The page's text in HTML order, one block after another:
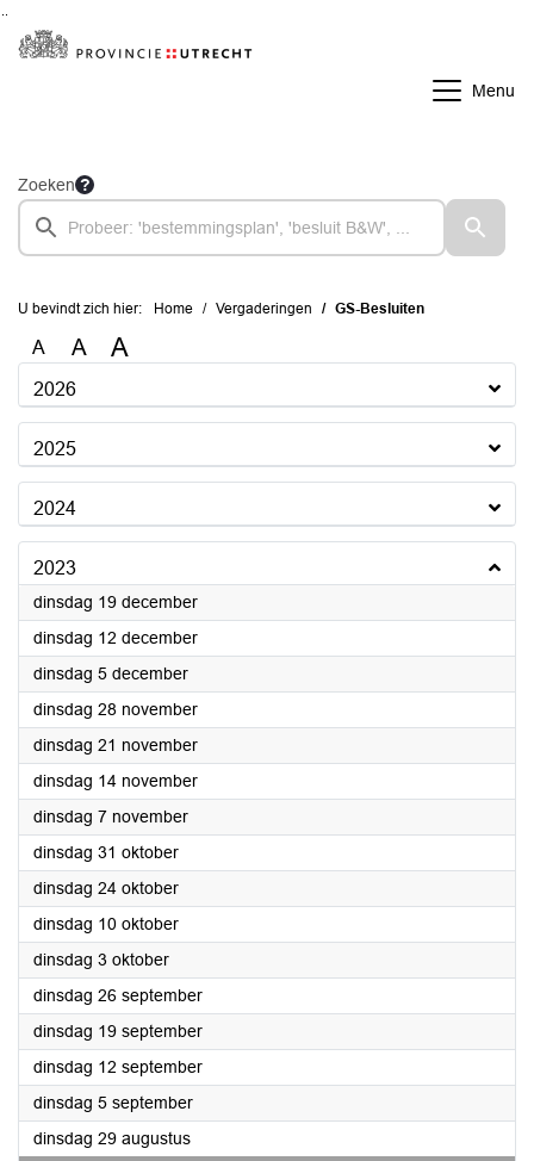
Menu
Zoeken
U bevindt zich hier: Home Vergaderingen GS-Besluiten
A A A
2026
2025
2024
2023
dinsdag 19 december2023
dinsdag 12 december2023
dinsdag 5 december2023
dinsdag 28 november2023
dinsdag 21 november2023
dinsdag 14 november2023
dinsdag 7 november2023
dinsdag 31 oktober2023
dinsdag 24 oktober2023
dinsdag 10 oktober2023
dinsdag 3 oktober2023
dinsdag 26 september2023
dinsdag 19 september2023
dinsdag 12 september2023
dinsdag 5 september2023
dinsdag 29 augustus2023